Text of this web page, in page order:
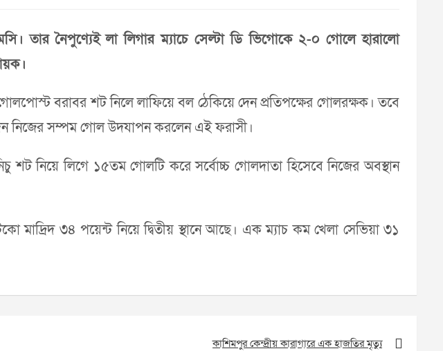
তার নৈপুণ্যেই লা লিগার ম্যাচে সেল্টা ডি ভিগোকে ২-০ গোলে হারালো
বরাবর শট নিলে লাফিয়ে বল ঠেকিয়ে দেন প্রতিপক্ষের গোলরক্ষক। তবে
নিজের সম্পম গোল উদযাপন করলেন এই ফরাসী।
নিয়ে লিগে ১৫তম গোলটি করে সর্বোচ্চ গোলদাতা হিসেবে নিজের অবস্থান
মাদ্রিদ ৩৪ পয়েন্ট নিয়ে দ্বিতীয় স্থানে আছে। এক ম্যাচ কম খেলা সেভিয়া ৩১
কাশিমপুর কেন্দ্রীয় কারাগারে এক হাজতির মৃত্যু